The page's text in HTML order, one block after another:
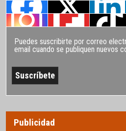
Puedes suscribirte por correo
email cuando se publiquen nuevos
Publicidad